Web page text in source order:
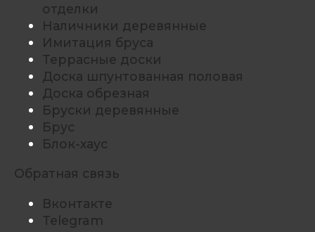
отделки
Наличники деревянные
Имитация бруса
Террасные доски
Доска шпунтованная половая
Доска обрезная
Бруски деревянные
Брус
Блок-хаус
Обратная связь
Вконтакте
Telegram